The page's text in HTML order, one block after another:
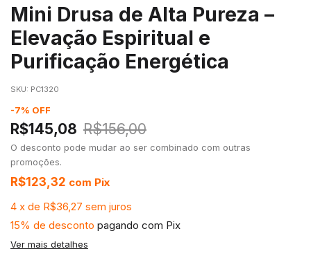
Mini Drusa de Alta Pureza –
Elevação Espiritual e
Purificação Energética
SKU: PC1320
-7% OFF
R$145,08 R$156,00
O desconto pode mudar ao ser combinado com outras
promoções.
R$123,32 com Pix
4 x de R$36,27 sem juros
15% de desconto pagando com Pix
Ver mais detalhes